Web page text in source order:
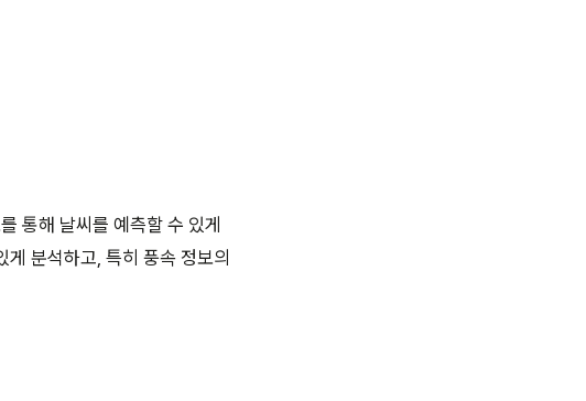
통해 날씨를 예측할 수 있게
분석하고, 특히 풍속 정보의